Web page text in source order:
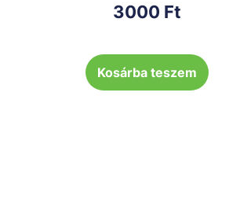
3000 Ft
Kosárba teszem